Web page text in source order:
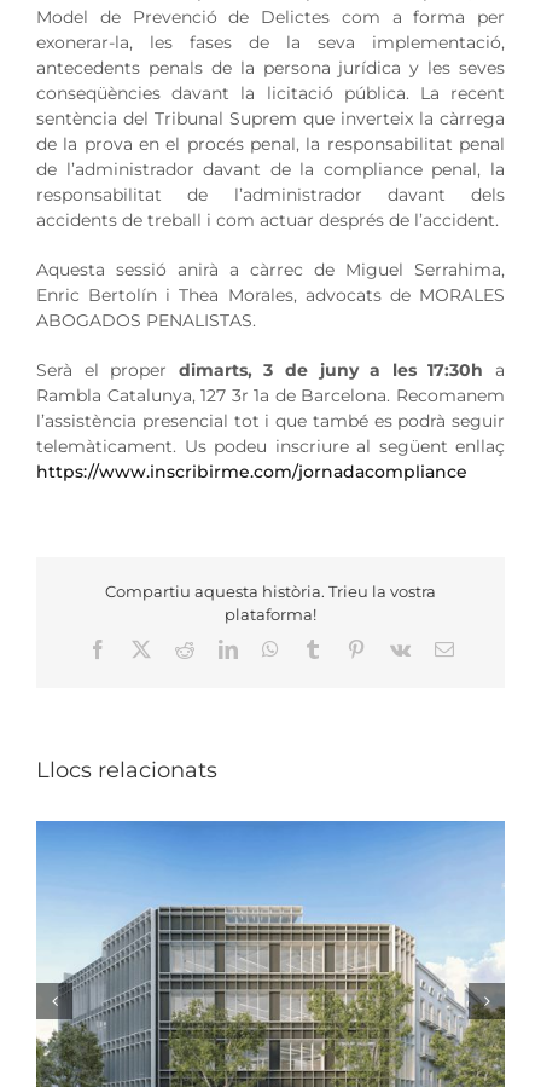
Model de Prevenció de Delictes com a forma per
exonerar-la, les fases de la seva implementació,
antecedents penals de la persona jurídica y les seves
conseqüències davant la licitació pública. La recent
sentència del Tribunal Suprem que inverteix la càrrega
de la prova en el procés penal, la responsabilitat penal
de l’administrador davant de la compliance penal, la
responsabilitat de l’administrador davant dels
accidents de treball i com actuar després de l’accident.
Aquesta sessió anirà a càrrec de Miguel Serrahima,
Enric Bertolín i Thea Morales, advocats de MORALES
ABOGADOS PENALISTAS.
Serà el proper dimarts, 3 de juny a les 17:30h a
Rambla Catalunya, 127 3r 1a de Barcelona. Recomanem
l’assistència presencial tot i que també es podrà seguir
telemàticament. Us podeu inscriure al següent enllaç
https://www.inscribirme.com/jornadacompliance
Compartiu aquesta història. Trieu la vostra
plataforma!
Facebook
RedditLinkedInWhatsApp
Tumblr Pinterest
Vk Email:
Llocs relacionats
VISITA OBRA_ESCOLA PACO CANDEL